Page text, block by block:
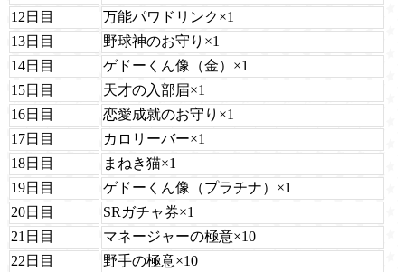
12日目
万能パワドリンク×1
13日目
野球神のお守り×1
14日目
ゲドーくん像（金）×1
15日目
天才の入部届×1
16日目
恋愛成就のお守り×1
17日目
カロリーバー×1
18日目
まねき猫×1
19日目
ゲドーくん像（プラチナ）×1
20日目
SRガチャ券×1
21日目
マネージャーの極意×10
22日目
野手の極意×10